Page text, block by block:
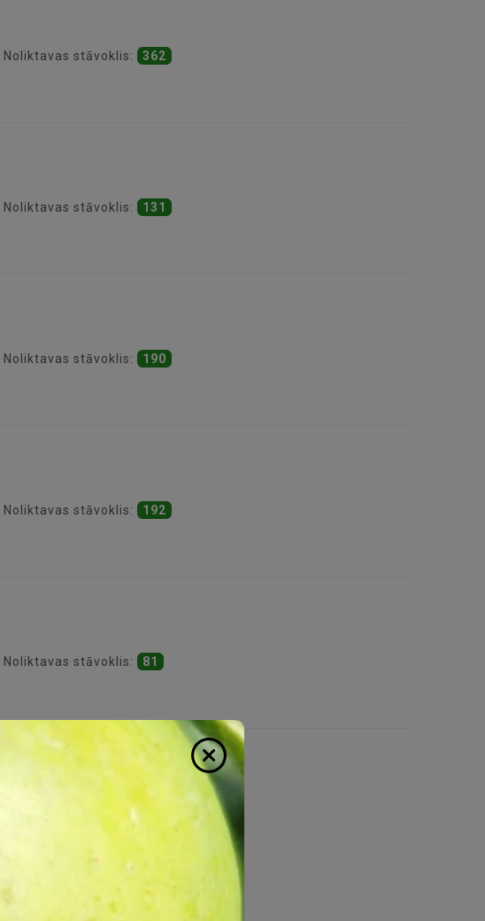
Noliktavas stāvoklis: 362
Noliktavas stāvoklis: 131
Noliktavas stāvoklis: 190
Noliktavas stāvoklis: 192
Noliktavas stāvoklis: 81
Noliktavas stāvoklis: